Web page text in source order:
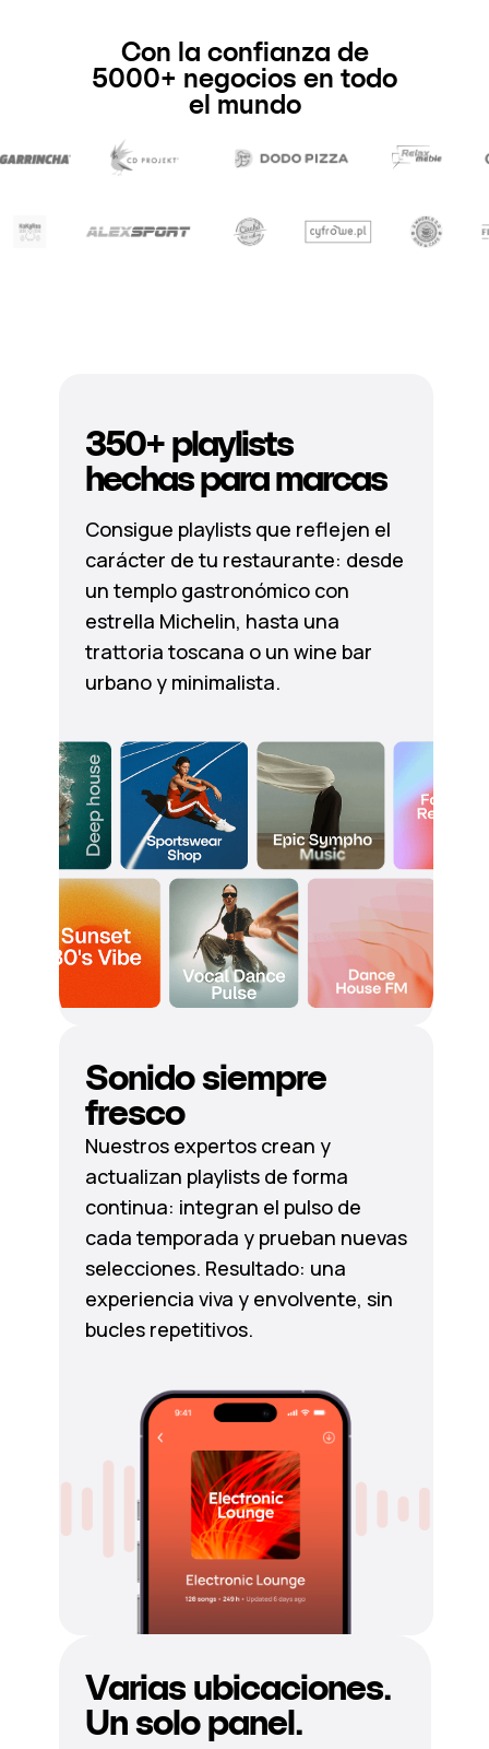
Con la confianza de
5000+ negocios en todo
el mundo
350+ playlists
hechas para marcas
Consigue playlists que reflejen el
carácter de tu restaurante: desde
un templo gastronómico con
estrella Michelin, hasta una
trattoria toscana o un wine bar
urbano y minimalista.
Sonido siempre
fresco
Nuestros expertos crean y
actualizan playlists de forma
continua: integran el pulso de
cada temporada y prueban nuevas
selecciones. Resultado: una
experiencia viva y envolvente, sin
bucles repetitivos.
Varias ubicaciones.
Un solo panel.